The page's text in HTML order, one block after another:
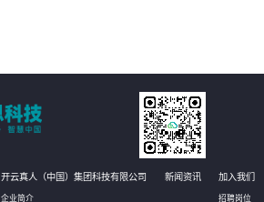
开云真人（中国）集团科技有限公司
企业简介
新闻资讯 加入我们
招聘岗位